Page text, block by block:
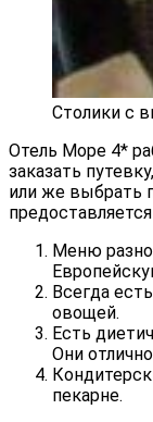
Столики с
Отель Море 4*
заказать
или же выбрать
Меню
Всегда
овощей.
Есть
Они
пекарне.